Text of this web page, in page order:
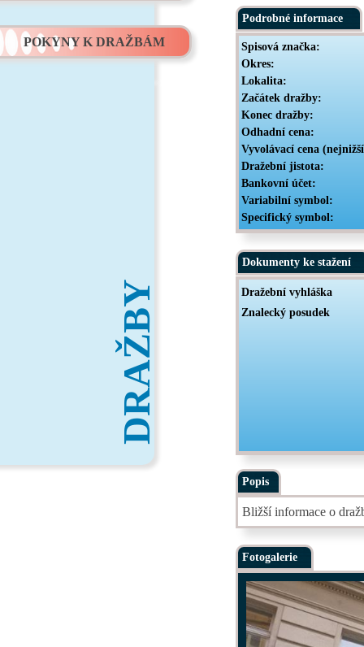
POKYNY K DRAŽBÁM
DRAŽBY
Podrobné informace
Spisová značka:
Okres:
Lokalita:
Začátek dražby:
Konec dražby:
Odhadní cena:
Vyvolávací cena
Dražební jistota:
Bankovní účet:
Variabilní symbol:
Specifický symbol:
Dokumenty ke stažení
Dražební vyhláška
Znalecký posudek
Popis
Bližší informace o
Fotogalerie